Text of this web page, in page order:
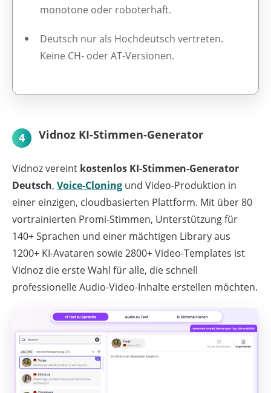
monotone oder roboterhaft.
Deutsch nur als Hochdeutsch vertreten.
Keine CH- oder AT-Versionen.
4 Vidnoz KI-Stimmen-Generator
Vidnoz vereint kostenlos KI-Stimmen-Generator
Deutsch, Voice-Cloning und Video-Produktion in
einer einzigen, cloudbasierten Plattform. Mit über 80
vortrainierten Promi-Stimmen, Unterstützung für
140+ Sprachen und einer mächtigen Library aus
1200+ KI-Avataren sowie 2800+ Video-Templates ist
Vidnoz die erste Wahl für alle, die schnell
professionelle Audio-Video-Inhalte erstellen möchten.